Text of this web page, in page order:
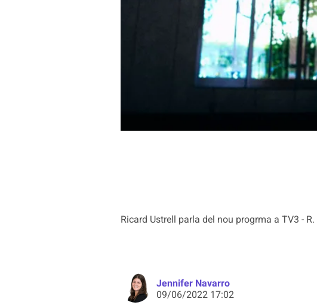
Ricard Ustrell parla del nou progrma a TV3 - R.
Jennifer Navarro
09/06/2022 17:02